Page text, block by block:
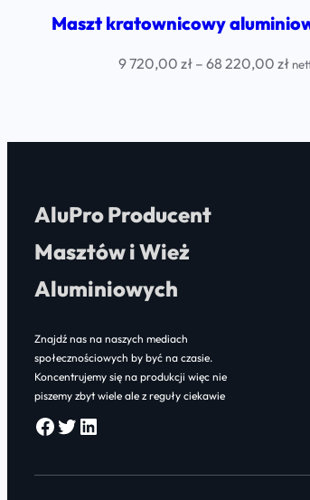
Maszt kratownicowy
9 720,00zł – 68 220,00zł
AluPro Producent
Masztów i Wież
Aluminiowych
Znajdź nas na naszych mediach
społecznościowych by być na czasie.
Koncentrujemy się na produkcji więc nie
piszemy zbyt wiele ale z reguły ciekawie
Facebook Twitter LinkedIn